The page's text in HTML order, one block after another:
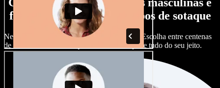
femininas, com todos os tipos de sotaque
Nenhum projeto precisa soar igual ao outro. Escolha entre centenas
de vozes com IA e sotaques diferentes e ajuste tudo do seu jeito.